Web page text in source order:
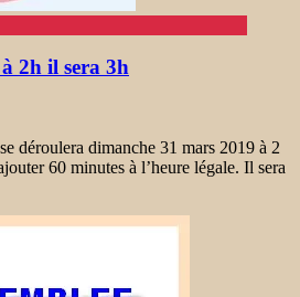
2h il sera 3h
déroulera dimanche 31 mars 2019 à 2
60 minutes à l’heure légale. Il sera